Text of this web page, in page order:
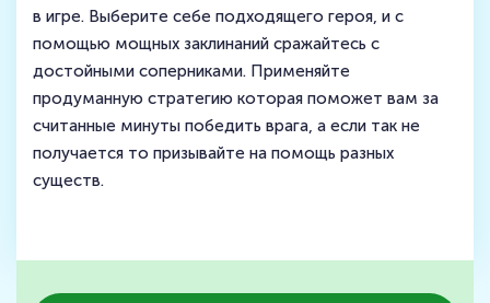
в игре. Выберите себе подходящего героя, и с
помощью мощных заклинаний сражайтесь с
достойными соперниками. Применяйте
продуманную стратегию которая поможет вам за
считанные минуты победить врага, а если так не
получается то призывайте на помощь разных
существ.